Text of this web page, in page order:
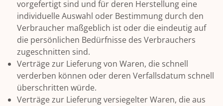
vorgefertigt sind und für deren Herstellung eine
individuelle Auswahl oder Bestimmung durch den
Verbraucher maßgeblich ist oder die eindeutig auf
die persönlichen Bedürfnisse des Verbrauchers
zugeschnitten sind.
Verträge zur Lieferung von Waren, die schnell
verderben können oder deren Verfallsdatum schnell
überschritten würde.
Verträge zur Lieferung versiegelter Waren, die aus